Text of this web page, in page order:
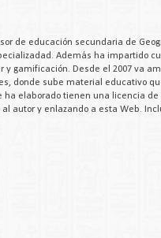
de educación secundaria de
Además ha impartido
y gamificación. Desde el 2007 va
donde sube material educativo
ha elaborado tienen una licencia
autor y enlazando a esta Web.